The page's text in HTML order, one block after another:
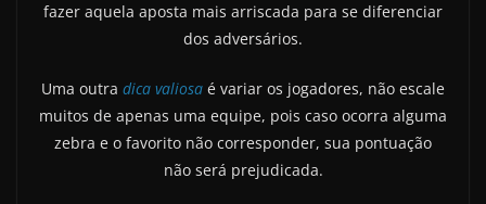
fazer aquela aposta mais arriscada para se diferenciar
dos adversários.
Uma outra dica valiosa é variar os jogadores, não escale
muitos de apenas uma equipe, pois caso ocorra alguma
zebra e o favorito não corresponder, sua pontuação
não será prejudicada.